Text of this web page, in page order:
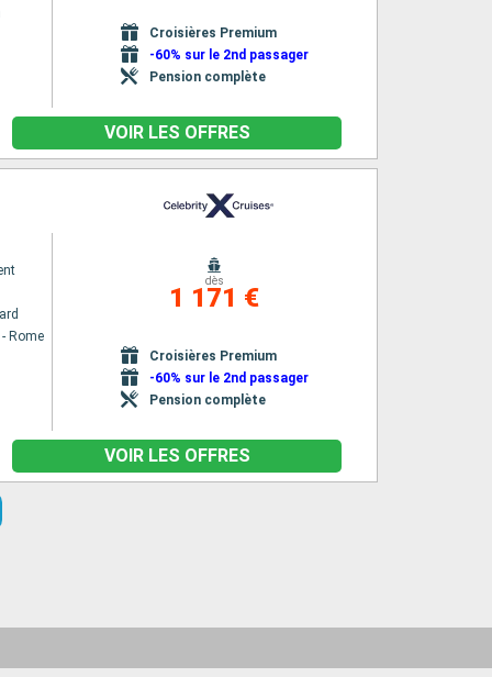
Croisières Premium
-60% sur le 2nd passager
Pension complète
VOIR LES OFFRES
Rome
dès
1 171 €
Croisières Premium
-60% sur le 2nd passager
Pension complète
VOIR LES OFFRES